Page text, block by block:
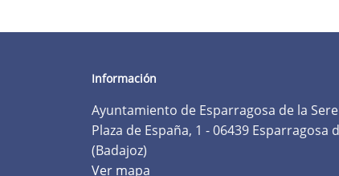
Información
Ayuntamiento de Esparragosa de la
Plaza de España, 1 - 06439 Esparragosa
(Badajoz)
Ver mapa